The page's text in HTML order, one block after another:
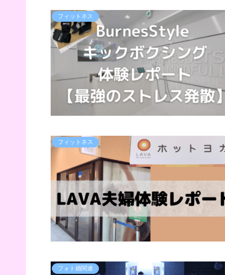
フィットネス
フィットネス
フォト婚関連